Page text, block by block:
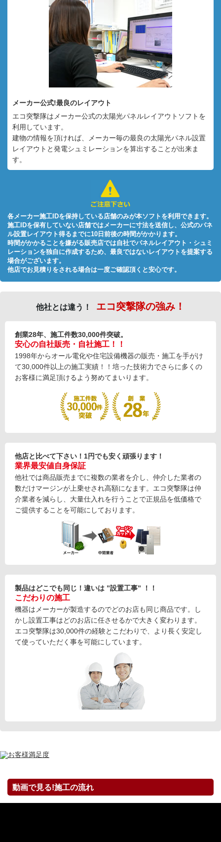
メーカー公式!最良のレイアウト
エコ突撃隊はメーカー公式の太陽光パネルレイアウトソフトを
利用しています。
建物の情報を頂ければ、メーカー毎の最良の太陽光パネル設置
レイアウトと発電シュミレーションを算出することが出来ま
す。
各メーカー施工IDを保持している店舗のみが本ソフトを利用できます。
施工IDを保有していない店舗ではメーカーに寸法を送信し、公式のパネ
ル設置レイアウト得るまでに10日前後の時間がかかります。
時間がかかることを嫌がる販売店では自社でパネルレイアウト・シュミ
レーションを独自に作成するため、最良ではないレイアウトを提案する
場合がございます。
他店でお見積りをされる場合は一度ご確認頂くと安心です。
他社とは違う！ エコ突撃隊の強み！
創業28年、施工件数30,000件突破。
安心の自社販売・自社施工！！
1998年からオール電化や住宅設備機器の販売・施工を手がけ
て30,000件以上の施工実績！！培った技術力でさらに多くの
お客様に満足頂けるよう努めてまいります。
他店と比べて下さい！1円でも安く頑張ります！
業界最安値自身保証
他社では商品販売までに複数の業者を介し、仲介した業者の
数だけマージンが上乗せされ高額になます。エコ突撃隊は仲
介業者を減らし、大量仕入れを行うことで正規品を低価格で
ご提供することを可能にしております。
製品はどこでも同じ！違いは ”設置工事” ！！
こだわりの施工
機器はメーカーが製造するのでどのお店も同じ商品です。し
かし設置工事はどのお店に任させるかで大きく変わります。
エコ突撃隊は30,000件の経験とこだわりで、より長く安定し
て使っていただく事を可能にしています。
動画で見る!施工の流れ